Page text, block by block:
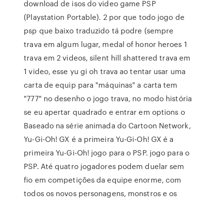
download de isos do video game PSP
(Playstation Portable). 2 por que todo jogo de
psp que baixo traduzido tá podre (sempre
trava em algum lugar, medal of honor heroes 1
trava em 2 videos, silent hill shattered trava em
1 video, esse yu gi oh trava ao tentar usar uma
carta de equip para "máquinas" a carta tem
"777" no desenho o jogo trava, no modo história
se eu apertar quadrado e entrar em options o
Baseado na série animada do Cartoon Network,
Yu-Gi-Oh! GX é a primeira Yu-Gi-Oh! GX é a
primeira Yu-Gi-Oh! jogo para o PSP. jogo para o
PSP. Até quatro jogadores podem duelar sem
fio em competições da equipe enorme, com
todos os novos personagens, monstros e os